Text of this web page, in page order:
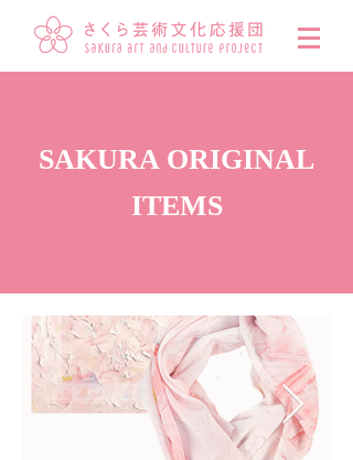
SAKURA ORIGINAL
ITEMS